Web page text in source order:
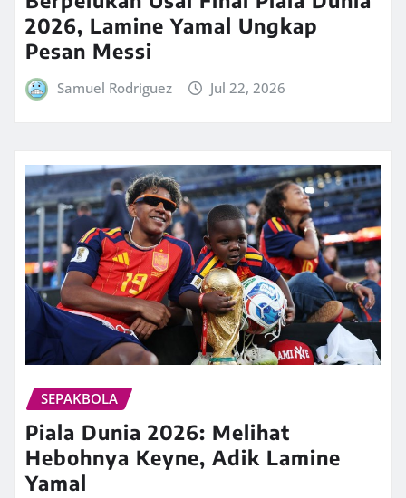
2026, Lamine Yamal Ungkap
Pesan Messi
Samuel Rodriguez Jul 22, 2026
SEPAKBOLA
Piala Dunia 2026: Melihat
Hebohnya Keyne, Adik Lamine
Yamal